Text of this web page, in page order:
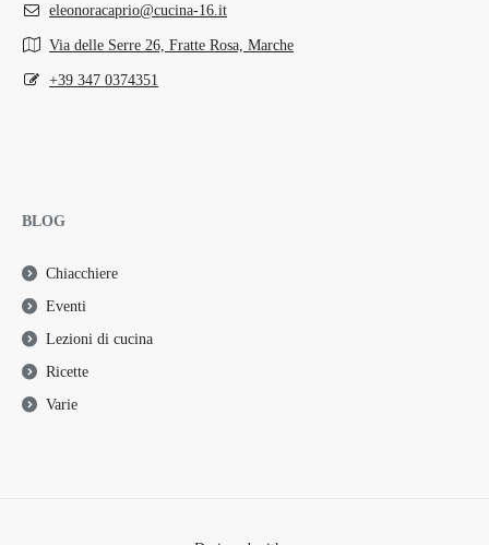
eleonoracaprio@cucina-16.it
Via delle Serre 26, Fratte Rosa, Marche
+39 347 0374351
BLOG
Chiacchiere
Eventi
Lezioni di cucina
Ricette
Varie